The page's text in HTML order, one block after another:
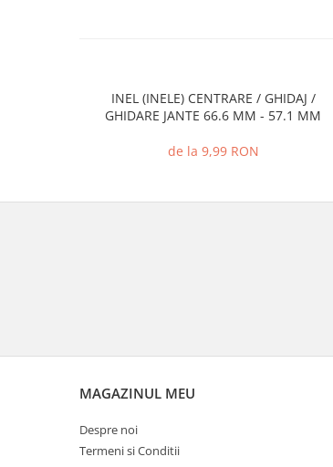
INEL (INELE) CENTRARE / GHIDAJ /
GHIDARE JANTE 66.6 MM - 57.1 MM
de la 9,99 RON
MAGAZINUL MEU
Despre noi
Termeni si Conditii